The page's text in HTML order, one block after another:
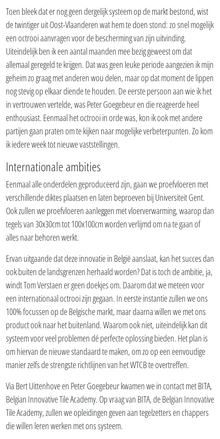
Toen bleek dat er nog geen dergelijk systeem op de markt bestond, wist
de twintiger uit Oost-Vlaanderen wat hem te doen stond: zo snel mogelijk
een octrooi aanvragen voor de bescherming van zijn uitvinding.
Uiteindelijk ben ik een aantal maanden mee bezig geweest om dat
allemaal geregeld te krijgen. Dat was geen leuke periode aangezien ik mijn
geheim zo graag met anderen wou delen, maar op dat moment de lippen
nog stevig op elkaar diende te houden. De eerste persoon aan wie ik het
in vertrouwen vertelde, was Peter Goegebeur en die reageerde heel
enthousiast. Eenmaal het octrooi in orde was, kon ik ook met andere
partijen gaan praten om te kijken naar mogelijke verbeterpunten. Zo kom
ik iedere week tot nieuwe vaststellingen.
Internationale ambities
Eenmaal alle onderdelen geproduceerd zijn, gaan we proefvloeren met
verschillende diktes plaatsen en laten beproeven bij Universiteit Gent.
Ook zullen we proefvloeren aanleggen met vloerverwarming, waarop dan
tegels van 30x30cm tot 100x100cm worden verlijmd om na te gaan of
alles naar behoren werkt.
Ervan uitgaande dat deze innovatie in België aanslaat, kan het succes dan
ook buiten de landsgrenzen herhaald worden? Dat is toch de ambitie, ja,
windt Tom Verstaen er geen doekjes om. Daarom dat we meteen voor
een internationaal octrooi zijn gegaan. In eerste instantie zullen we ons
100% focussen op de Belgische markt, maar daarna willen we met ons
product ook naar het buitenland. Waarom ook niet, uiteindelijk kan dit
systeem voor veel problemen dé perfecte oplossing bieden. Het plan is
om hiervan de nieuwe standaard te maken, om zo op een eenvoudige
manier zelfs de strengste richtlijnen van het WTCB te overtreffen.
Via Bert Uittenhove en Peter Goegebeur kwamen we in contact met BITA,
Belgian Innovative Tile Academy. Op vraag van BITA, de Belgian Innovative
Tile Academy, zullen we opleidingen geven aan tegelzetters en chappers
die willen leren werken met ons systeem.